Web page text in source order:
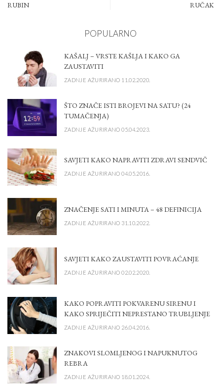
RUBIN RUČAK
POPULARNO
KAŠALJ – VRSTE KAŠLJA I KAKO GA
ZAUSTAVITI
ZADNJE AŽURIRANO 11.02.2020.
ŠTO ZNAČE ISTI BROJEVI NA SATU? (24
TUMAČENJA)
ZADNJE AŽURIRANO 05.04.2023.
SAVJETI KAKO NAPRAVITI ZDRAVI SENDVIČ
ZADNJE AŽURIRANO 04.05.2016.
ZNAČENJE SATI I MINUTA – 48 DEFINICIJA
ZADNJE AŽURIRANO 31.10.2022.
SAVJETI KAKO ZAUSTAVITI POVRAĆANJE
ZADNJE AŽURIRANO 02.02.2020.
KAKO POPRAVITI POKVARENU SIRENU I
KAKO SPRIJEČITI NEPRESTANO TRUBLJENJE
ZADNJE AŽURIRANO 26.04.2016.
ZNAKOVI SLOMLJENOG I NAPUKNUTOG
REBRA
ZADNJE AŽURIRANO 18.01.2024.